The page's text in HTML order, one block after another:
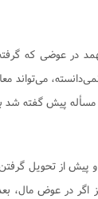
کتاب
کتاب حدود و
کتاب قصاص
احکام وکالت
احکام وقف و
در عوضى که
مى‌تواند
مسأله پيش گفته شد
و پيش از تحويل
اگر در عوض مال،